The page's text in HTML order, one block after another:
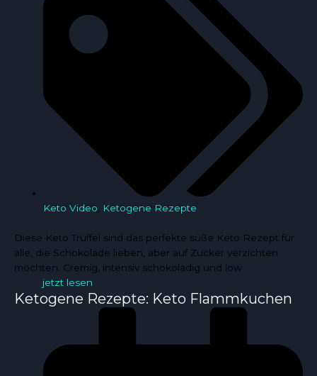
Keto Video Ketogene Rezepte
Diese Keto Trüffel sind das perfekte süße Keto Rezept für
alle, die Schokolade lieben, aber auf Zucker verzichten
möchten. Cremig, intensiv schokoladig und low
jetzt lesen
Ketogene Rezepte: Keto Flammkuchen